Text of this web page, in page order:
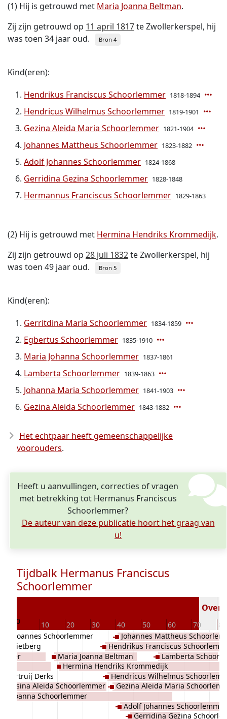
(1) Hij is getrouwd met Maria Joanna Beltman.
Zij zijn getrouwd op 11 april 1817te Zwollerkerspel, hij
was toen 34 jaar oud.
Bron 4
Kind(eren):
Hendrikus Franciscus Schoorlemmer 1818-1894
Hendricus Wilhelmus Schoorlemmer 1819-1901
Gezina Aleida Maria Schoorlemmer 1821-1904
Johannes Mattheus Schoorlemmer 1823-1882
Adolf Johannes Schoorlemmer 1824-1868
Gerridina Gezina Schoorlemmer 1828-1848
Hermannus Franciscus Schoorlemmer 1829-1863
(2) Hij is getrouwd met Hermina Hendriks Krommedijk.
Zij zijn getrouwd op 28 juli 1832te Zwollerkerspel, hij
was toen 49 jaar oud.
Bron 5
Kind(eren):
Gerritdina Maria Schoorlemmer 1834-1859
Egbertus Schoorlemmer 1835-1910
Maria Johanna Schoorlemmer 1837-1861
Lamberta Schoorlemmer 1839-1863
Johanna Maria Schoorlemmer 1841-1903
Gezina Aleida Schoorlemmer 1843-1882
Het echtpaar heeft gemeenschappelijke
voorouders.
Heeft u aanvullingen, correcties of vragen
met betrekking tot Hermanus Franciscus
Schoorlemmer?
De auteur van deze publicatie hoort het graag van
u!
Tijdbalk Hermanus Franciscus
Schoorlemmer
0 10 20 30 40 50 60 70 80
Rietberg
Geertruij Derks
Gesina Aleida Schoorlemmer
Joanna Schoorlemmer
Joannes Schoorlemmer
Maria Joanna Beltman
Hermina Hendriks Krommedijk
Hendrikus Franciscus
Hendricus Wilhelmus
Gezina Aleida Maria
Johannes Mattheus
Adolf Johannes Schoorlemmer
Gerridina Gezina
Lamberta